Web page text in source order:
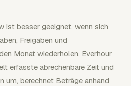
ist besser geeignet, wenn sich
Freigaben und
Monat wiederholen. Everhour
erfasste abrechenbare Zeit und
um, berechnet Beträge anhand